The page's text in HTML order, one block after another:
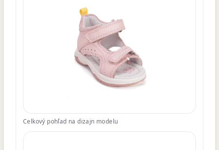
Celkový pohľad na dizajn modelu